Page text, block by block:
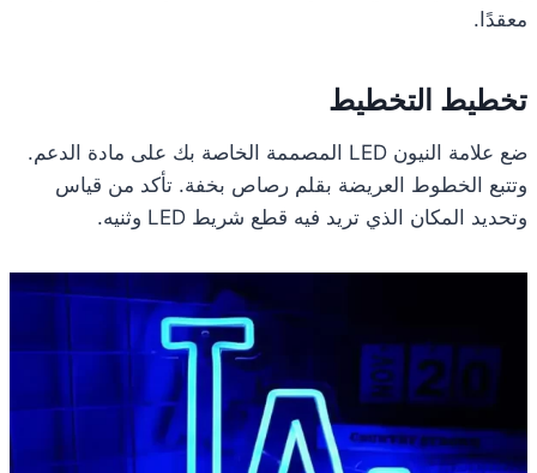
معقدًا.
تخطيط التخطيط
ضع علامة النيون LED المصممة الخاصة بك على مادة الدعم.
وتتبع الخطوط العريضة بقلم رصاص بخفة. تأكد من قياس
وتحديد المكان الذي تريد فيه قطع شريط LED وثنيه.